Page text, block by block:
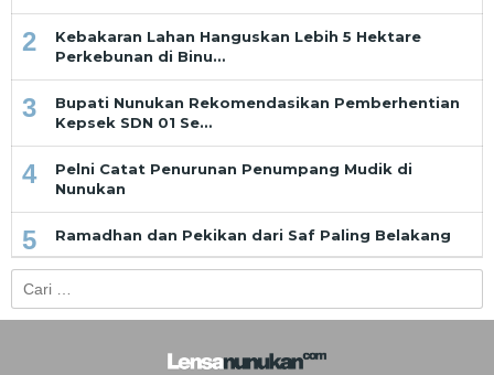
2
Kebakaran Lahan Hanguskan Lebih 5 Hektare
Perkebunan di Binu…
3
Bupati Nunukan Rekomendasikan Pemberhentian
Kepsek SDN 01 Se…
4
Pelni Catat Penurunan Penumpang Mudik di
Nunukan
5 Ramadhan dan Pekikan dari Saf Paling Belakang
untuk: